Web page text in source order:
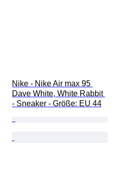
Nike - Nike Air max 95
Dave White, White Rabbit
- Sneaker - Größe: EU 44